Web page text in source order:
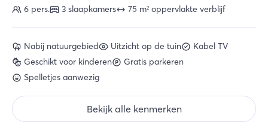
Nabij natuurgebied Uitzicht op de tuin
Kabel TV
Geschikt voor kinderen
Gratis parkeren
Spelletjes aanwezig
Bekijk alle kenmerken
6 pers. 3 slaapkamers 75 m² oppervlakte verblijf